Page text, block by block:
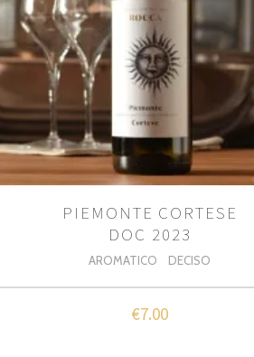
PIEMONTE CORTESE
DOC 2023
AROMATICO DECISO
€7.00